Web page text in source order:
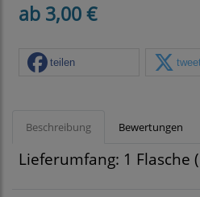
ab 3,00 €
teilen
Beschreibung Bewertungen
Lieferumfang: 1 Flasche